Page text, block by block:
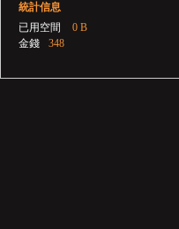
統計信息
已用空間
0 B
金錢
348